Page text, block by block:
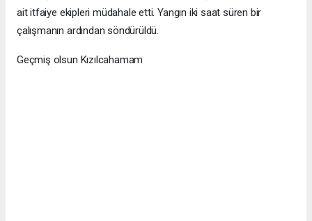
ait itfaiye ekipleri müdahale etti. Yangın iki saat süren bir
çalışmanın ardından söndürüldü.
Geçmiş olsun Kızılcahamam